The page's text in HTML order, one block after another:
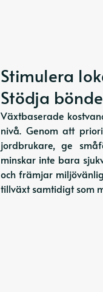
Stimulera
Stödja
Växtbaserade
nivå. Genom att
jordbrukare, ge
minskar inte bara
och främjar
tillväxt samtidigt som